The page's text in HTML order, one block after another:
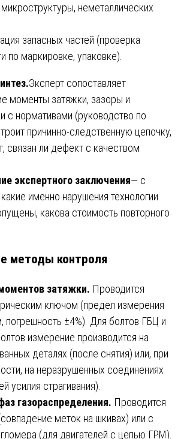
неметаллических
запасных частей (проверка
по маркировке, упаковке).
Эксперт сопоставляет
моменты затяжки, зазоры и
с нормативами (руководство по
причинно-следственную цепочку,
связан ли дефект с качеством
экспертного заключения— с
именно нарушения технологии
какова стоимость повторного
методы контроля
затяжки. Проводится
ключом (предел измерения
погрешность ±4%). Для болтов ГБЦ и
измерение производится на
деталях (после снятия) или, при
на неразрушенных соединениях
усилия страгивания).
газораспределения. Проводится
меток на шкивах) или с
(для двигателей с цепью ГРМ).